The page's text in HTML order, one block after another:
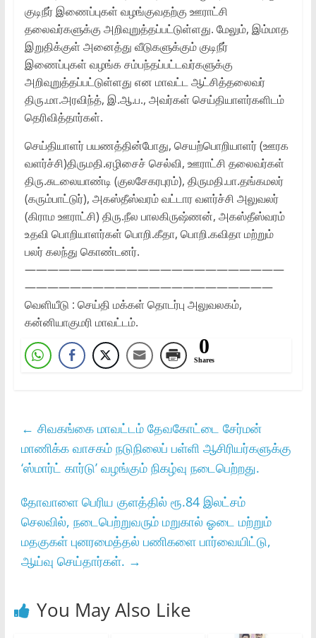
குடிநீர் இணைப்புகள் வழங்குவதற்கு ஊராட்சி
தலைவர்களுக்கு அறிவுறுத்தப்பட்டுள்ளது. மேலும், இம்மாத
இறுதிக்குள் அனைத்து வீடுகளுக்கும் குடிநீர்
இணைப்புகள் வழங்க சம்பந்தப்பட்டவர்களுக்கு
அறிவுறுத்தப்பட்டுள்ளது என மாவட்ட ஆட்சித்தலைவர்
திரு.மா.அரவிந்த், இ.ஆ.ப., அவர்கள் செய்தியாளர்களிடம்
தெரிவித்தார்கள்.
செய்தியாளர் பயணத்தின்போது, செயற்பொறியாளர் (ஊரக
வளர்ச்சி)திருமதி.ஏழிசைச் செல்வி, ஊராட்சி தலைவர்கள்
திரு.சுடலையாண்டி (குலசேகரபுரம்), திருமதி.பா.தங்கமலர்
(கரும்பாட்டுர்), அகஸ்தீஸ்வரம் வட்டார வளர்ச்சி அலுவலர்
(கிராம ஊராட்சி) திரு.நீல பாலகிருஷ்ணன், அகஸ்தீஸ்வரம்
உதவி பொறியாளர்கள் பொறி.கீதா, பொறி.கவிதா மற்றும்
பலர் கலந்து கொண்டனர்.
———————————————————————
——————————————————————
வெளியீடு : செய்தி மக்கள் தொடர்பு அலுவலகம்,
கன்னியாகுமரி மாவட்டம்.
0
Shares
← சிவகங்கை மாவட்டம் தேவகோட்டை சேர்மன்
மாணிக்க வாசகம் நடுநிலைப் பள்ளி ஆசிரியர்களுக்கு
‘ஸ்மார்ட் கார்டு’ வழங்கும் நிகழ்வு நடைபெற்றது.
தோவாளை பெரிய குளத்தில் ரூ.84 இலட்சம்
செலவில், நடைபெற்றுவரும் மறுகால் ஓடை மற்றும்
மதகுகள் புனரமைத்தல் பணிகளை பார்வையிட்டு,
ஆய்வு செய்தார்கள். →
You May Also Like